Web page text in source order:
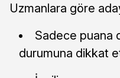
Uzmanlara göre
Sadece puana
durumuna dikkat